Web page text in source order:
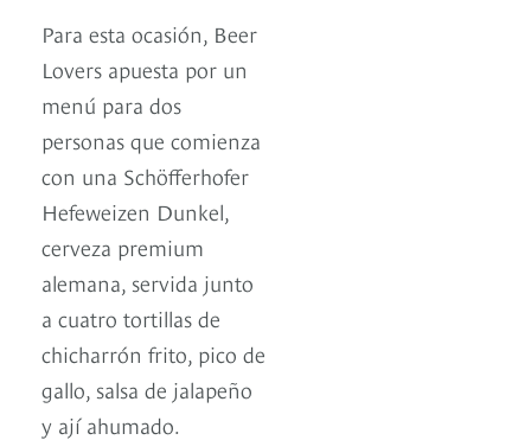
Para esta ocasión, Beer
Lovers apuesta por un
menú para dos
personas que comienza
con una Schöfferhofer
Hefeweizen Dunkel,
cerveza premium
alemana, servida junto
a cuatro tortillas de
chicharrón frito, pico de
gallo, salsa de jalapeño
y ají ahumado.